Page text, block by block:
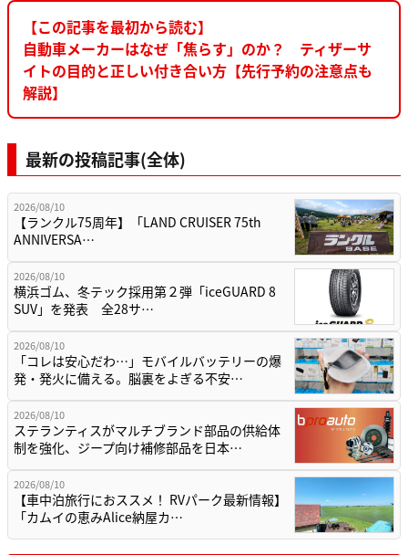
【この記事を最初から読む】
自動車メーカーはなぜ「焦らす」のか？ ティザーサ
イトの目的と正しい付き合い方【先行予約の注意点も
解説】
最新の投稿記事(全体)
2026/08/10
【ランクル75周年】「LAND CRUISER 75th
ANNIVERSA…
2026/08/10
横浜ゴム、冬テック採用第２弾「iceGUARD 8
SUV」を発表 全28サ…
2026/08/10
「コレは安心だわ…」モバイルバッテリーの爆
発・発火に備える。脳裏をよぎる不安…
2026/08/10
ステランティスがマルチブランド部品の供給体
制を強化、ジープ向け補修部品を日本…
2026/08/10
【車中泊旅行におススメ！ RVパーク最新情報】
「カムイの恵みAlice納屋カ…